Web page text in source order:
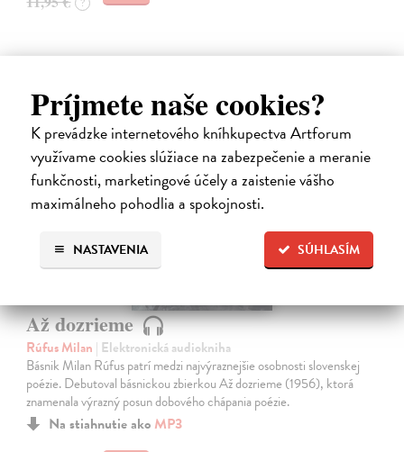
Príjmete naše cookies?
K prevádzke internetového kníhkupectva Artforum
využívame cookies slúžiace na zabezpečenie a meranie
funkčnosti, marketingové účely a zaistenie vášho
maximálneho pohodlia a spokojnosti.
SÚHLASÍM
NASTAVENIA
E-AUDIO
novinka
Až dozrieme
Rúfus Milan | Elektronická audiokniha
Básnik Milan Rúfus patrí medzi najvýraznejšie osobnosti slovenskej
poézie. Debutoval básnickou zbierkou Až dozrieme (1956), ktorá
znamenala výrazný posun dobového chápania poézie.
Na stiahnutie ako MP3